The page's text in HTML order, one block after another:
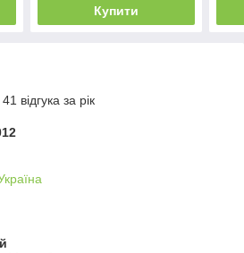
Купити
відгука за рік